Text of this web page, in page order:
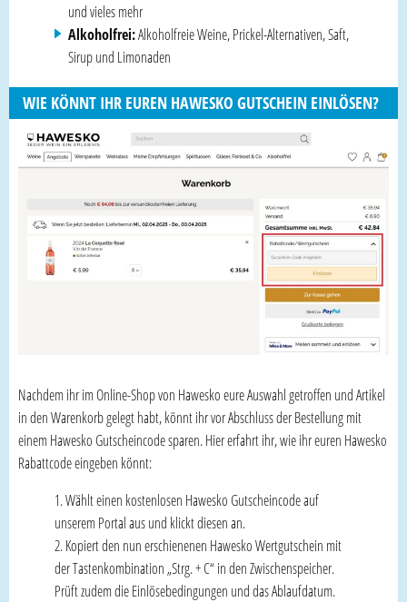
und vieles mehr
Alkoholfrei:Alkoholfreie Weine, Prickel-Alternativen, Saft,
Sirup und Limonaden
WIE KÖNNT IHR EUREN HAWESKO GUTSCHEIN EINLÖSEN?
Nachdem ihr im Online-Shop von Hawesko eure Auswahl getroffen und Artikel
in den Warenkorb gelegt habt, könnt ihr vor Abschluss der Bestellung mit
einem Hawesko Gutscheincode sparen. Hier erfahrt ihr, wie ihr euren Hawesko
Rabattcode eingeben könnt:
Wählt einen kostenlosen Hawesko Gutscheincode auf
unserem Portal aus und klickt diesen an.
Kopiert den nun erschienenen Hawesko Wertgutschein mit
der Tastenkombination „Strg. + C“ in den Zwischenspeicher.
Prüft zudem die Einlösebedingungen und das Ablaufdatum.